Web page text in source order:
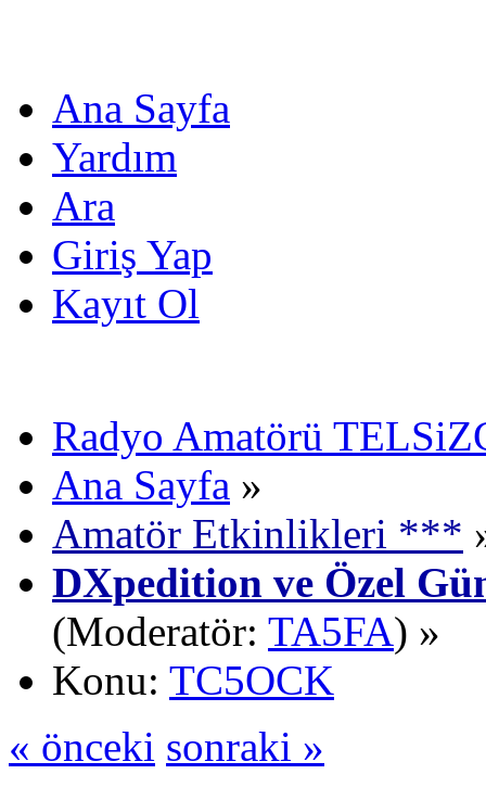
Ana Sayfa
Yardım
Ara
Giriş Yap
Kayıt Ol
Radyo Amatörü
Ana Sayfa »
Amatör Etkinlikleri ***
DXpedition ve Özel
(Moderatör: TA5FA) »
Konu: TC5OCK
« önceki sonraki »